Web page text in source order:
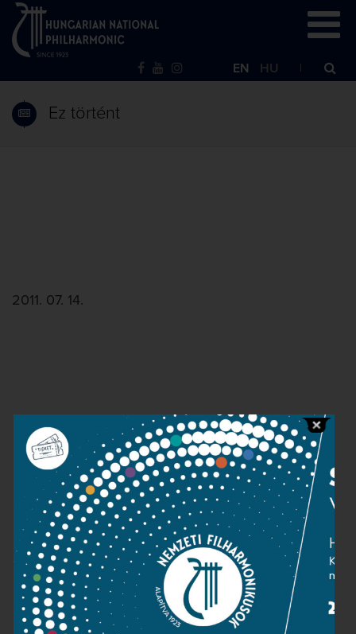
EN HU
Ez történt
2011. 07. 14.
Contact
Public information
Press room
Terms and privacy
Imprint